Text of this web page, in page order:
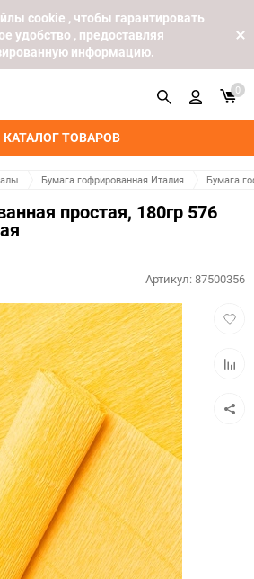
cookie , чтобы гарантировать
удобство , предоставляя
информацию.
КАТАЛОГ ТОВАРОВ
0
Бумага гофрированная Италия Бумага
простая, 180гр 576
Артикул:87500356